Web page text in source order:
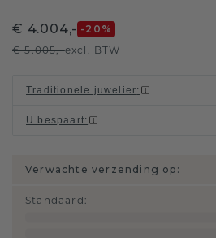
€ 4.004,- -20 %
€ 5.005,-excl. BTW
Traditionele juwelier:
U bespaart:
Verwachte verzending op:
Standaard :